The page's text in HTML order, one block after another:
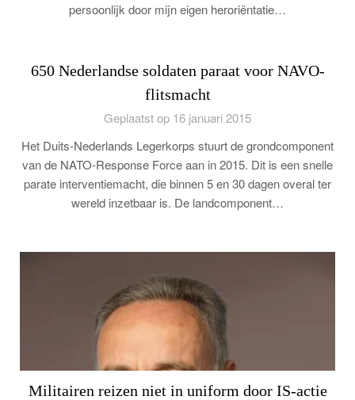
persoonlijk door mijn eigen heroriëntatie…
650 Nederlandse soldaten paraat voor NAVO-
flitsmacht
Geplaatst op 16 januari 2015
Het Duits-Nederlands Legerkorps stuurt de grondcomponent
van de NATO-Response Force aan in 2015. Dit is een snelle
parate interventiemacht, die binnen 5 en 30 dagen overal ter
wereld inzetbaar is. De landcomponent…
Militairen reizen niet in uniform door IS-actie